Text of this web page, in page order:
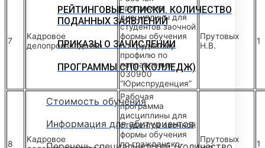
РЕЙТИНГОВЫЕ СПИСКИ. КОЛИЧЕСТВО
ПОДАННЫХ ЗАЯВЛЕНИЙ
ПРИКАЗЫ О ЗАЧИСЛЕНИИ
ПРОГРАММЫ СПО (КОЛЛЕДЖ)
Стоимость обучения
Информация для абитуриентов
7
Кадровое
делопроизводство
программа
дисциплины для
студентов заочной
формы обучения
по трудовому
профилю по
направлению
030900
“Юриспруденция”
Прутовых
Н.В.
1
8
Кадровое
Рабочая
программа
дисциплины для
студентов заочной
формы обучения
по гражданско-
Прутовых
1